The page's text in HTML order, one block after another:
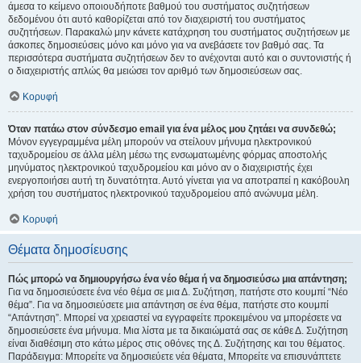
άμεσα το κείμενο οποιουδήποτε βαθμού του συστήματος συζητήσεων
δεδομένου ότι αυτό καθορίζεται από τον διαχειριστή του συστήματος
συζητήσεων. Παρακαλώ μην κάνετε κατάχρηση του συστήματος συζητήσεων με
άσκοπες δημοσιεύσεις μόνο και μόνο για να ανεβάσετε τον βαθμό σας. Τα
περισσότερα συστήματα συζητήσεων δεν το ανέχονται αυτό και ο συντονιστής ή
ο διαχειριστής απλώς θα μειώσει τον αριθμό των δημοσιεύσεων σας.
Κορυφή
Όταν πατάω στον σύνδεσμο email για ένα μέλος μου ζητάει να συνδεθώ;
Μόνον εγγεγραμμένα μέλη μπορούν να στείλουν μήνυμα ηλεκτρονικού
ταχυδρομείου σε άλλα μέλη μέσω της ενσωματωμένης φόρμας αποστολής
μηνύματος ηλεκτρονικού ταχυδρομείου και μόνο αν ο διαχειριστής έχει
ενεργοποιήσει αυτή τη δυνατότητα. Αυτό γίνεται για να αποτραπεί η κακόβουλη
χρήση του συστήματος ηλεκτρονικού ταχυδρομείου από ανώνυμα μέλη.
Κορυφή
Θέματα δημοσίευσης
Πώς μπορώ να δημιουργήσω ένα νέο θέμα ή να δημοσιεύσω μια απάντηση;
Για να δημοσιεύσετε ένα νέο θέμα σε μια Δ. Συζήτηση, πατήστε στο κουμπί “Νέο
θέμα”. Για να δημοσιεύσετε μια απάντηση σε ένα θέμα, πατήστε στο κουμπί
“Απάντηση”. Μπορεί να χρειαστεί να εγγραφείτε προκειμένου να μπορέσετε να
δημοσιεύσετε ένα μήνυμα. Μια λίστα με τα δικαιώματά σας σε κάθε Δ. Συζήτηση
είναι διαθέσιμη στο κάτω μέρος στις οθόνες της Δ. Συζήτησης και του θέματος.
Παράδειγμα: Μπορείτε να δημοσιεύετε νέα θέματα, Μπορείτε να επισυνάπτετε